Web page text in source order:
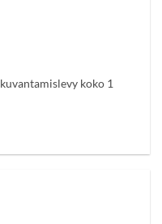
kuvantamislevy koko 1